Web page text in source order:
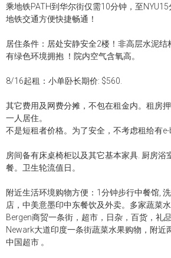
乘地铁PATH到华尔街仅需10分钟，至NYU15
地铁交通方便快捷畅通！
居住条件：居处安静安全2楼！非高层水泥
有绿色环境拥抱 ！院内空气含氧高。
8/16起租：小单卧长期价: $560.
其它费用及网费分摊，不包在租金内。租房
一人居住。
不是短租者价格。为了安全，不考虑租给有e-
房间备有床桌椅柜以及其它基本家具. 厨房浴
餐。卫生轮流值日。
附近生活环境购物方便：1分钟步行中餐馆,
店，中美意墨印中东餐饮及外卖。多家蔬菜
Bergen商贸一条街，超市，日杂，百货，礼
Newark大道印度一条街蔬菜水果购物，附近
中国超市 。